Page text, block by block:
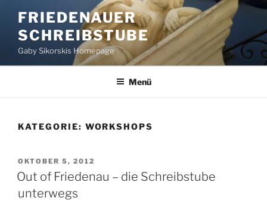
Inhalt
springen
FRIEDENAUER
SCHREIBSTUBE
Gaby Sikorskis Homepage
Menü
KATEGORIE: WORKSHOPS
VERÖFFENTLICHT
AM
OKTOBER 5, 2012
Out of Friedenau – die Schreibstube
unterwegs